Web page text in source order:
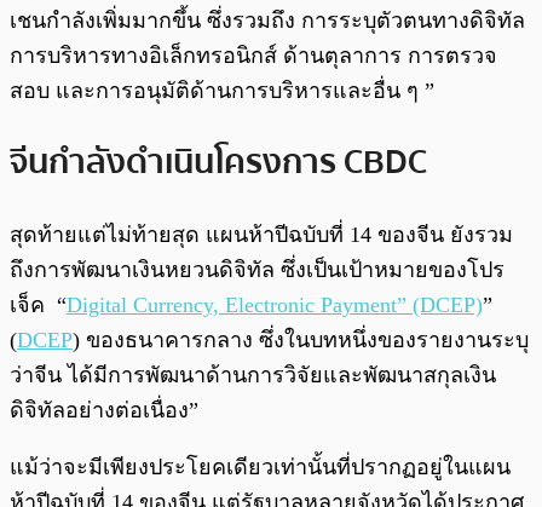
เชนกำลังเพิ่มมากขึ้น ซึ่งรวมถึง การระบุตัวตนทางดิจิทัล
การบริหารทางอิเล็กทรอนิกส์ ด้านตุลาการ การตรวจ
สอบ และการอนุมัติด้านการบริหารและอื่น ๆ ”
จีนกำลังดำเนินโครงการ CBDC
สุดท้ายแต่ไม่ท้ายสุด แผนห้าปีฉบับที่ 14 ของจีน ยังรวม
ถึงการพัฒนาเงินหยวนดิจิทัล ซึ่งเป็นเป้าหมายของโปร
เจ็ค “Digital Currency, Electronic Payment” (DCEP)”
(DCEP) ของธนาคารกลาง ซึ่งในบทหนึ่งของรายงานระบุ
ว่าจีน ได้มีการพัฒนาด้านการวิจัยและพัฒนาสกุลเงิน
ดิจิทัลอย่างต่อเนื่อง”
แม้ว่าจะมีเพียงประโยคเดียวเท่านั้นที่ปรากฏอยู่ในแผน